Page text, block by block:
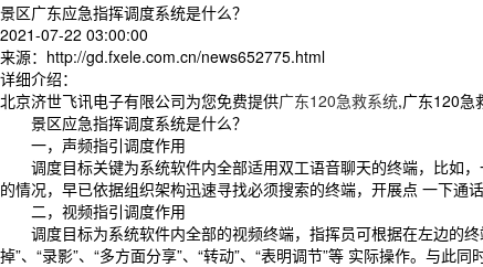
景区广东应急指挥调度系统是什么？
2021-07-22 03:00:00
来源：http://gd.fxele.com.cn/news652775.html
详细介绍：
北京济世飞讯电子有限公司为您免费提供广东120急救系统,广东120急
景区应急指挥调度系统是什么？
一，声频指引调度作用
调度目标关键为系统软件内全部适用双工语音聊天的终端，比如，
的情况，早已依据组织架构迅速寻找必须搜索的终端，开展点 一下通
二，视频指引调度作用
调度目标为系统软件内全部的视频终端，指挥员可根据在左边的终
掉”、“录影”、“多方面分享”、“转动”、“表明调节”等 实际操作。与此